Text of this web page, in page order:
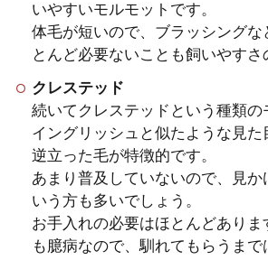
めてモルモットを飼う
ツと注意点。ス
て
ペットが洋服を着て
いものです。自分が
トにも服を着せてみ
いやすいモルモットです。
体毛が短いので、ブラッシングな
とんど必要ないことも飼いやすさ
クレステッド
続いてクレステッドという種類の
イングリッシュと似たような見
逆立った毛が特徴的です。
あまり普及していないので、見か
いう方も多いでしょう。
お手入れの必要はほとんどありま
も臆病なので、馴れてもらうま